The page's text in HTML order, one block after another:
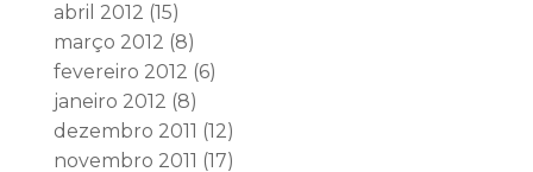
abril 2012 (15)
março 2012 (8)
fevereiro 2012 (6)
janeiro 2012 (8)
dezembro 2011 (12)
novembro 2011 (17)